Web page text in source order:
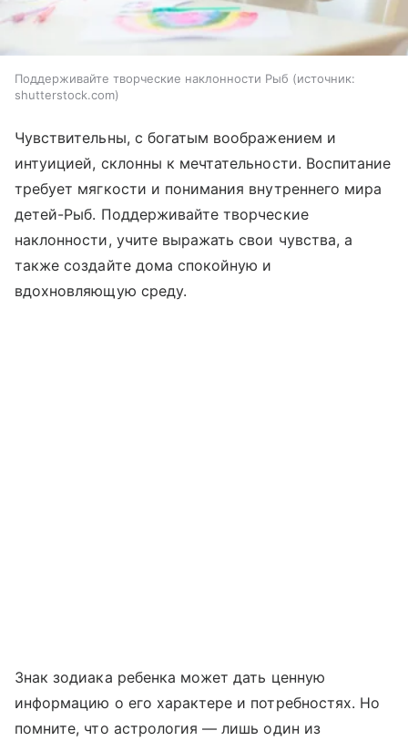
Поддерживайте творческие наклонности Рыб
источник:
shutterstock.com
Чувствительны, с богатым воображением и
интуицией, склонны к мечтательности. Воспитание
требует мягкости и понимания внутреннего мира
детей-Рыб. Поддерживайте творческие
наклонности, учите выражать свои чувства, а
также создайте дома спокойную и
вдохновляющую среду.
Знак зодиака ребенка может дать ценную
информацию о его характере и потребностях. Но
помните, что астрология — лишь один из